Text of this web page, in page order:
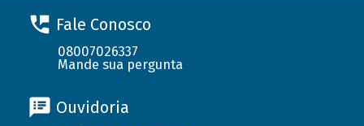
Fale Conosco
08007026337
Mande sua pergunta
Ouvidoria